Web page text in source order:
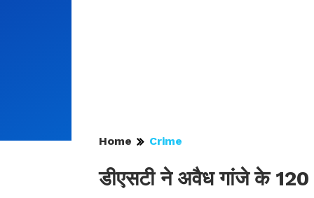
Home Crime
डीएसटी ने अवैध गांजे के 120